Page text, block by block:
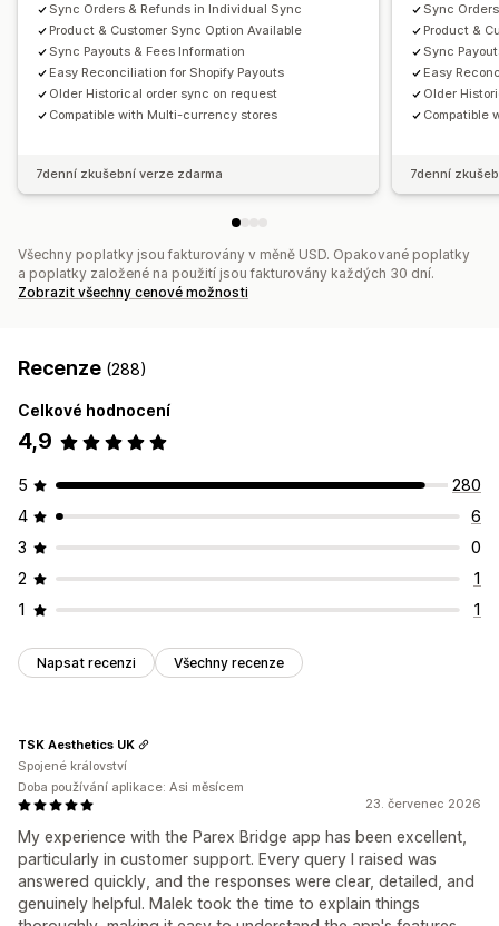
Transakce Výplaty Zákazníci Skladové zásoby a produkt
Sladění bankovních výpisů s účetními záznamy
Import historických dat
Sync Orders & Refunds in Individual Sync
Product & Customer Sync Option Available
Sync Payouts & Fees Information
Easy Reconciliation for Shopify Payouts
Older Historical order sync on request
Compatible with Multi-currency stores
7denní zkušební verze zdarma
Sync
Product &
Sync
Easy
Older
Compatible
7denní
Všechny poplatky jsou fakturovány v měně USD. Opakované poplatky
a poplatky založené na použití jsou fakturovány každých 30 dní.
Zobrazit všechny cenové možnosti
Recenze (288)
Celkové hodnocení
4,9
5
280
4
6
3
0
2
1
1
1
Napsat recenzi Všechny recenze
23. červenec 2026
My experience with the Parex Bridge app has been excellent,
particularly in customer support. Every query I raised was
answered quickly, and the responses were clear, detailed, and
genuinely helpful. Malek took the time to explain things
TSK Aesthetics UK
Spojené království
Doba používání aplikace: Asi měsícem